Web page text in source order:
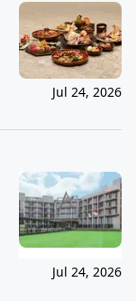
Jul 24, 2026
Jul 24, 2026